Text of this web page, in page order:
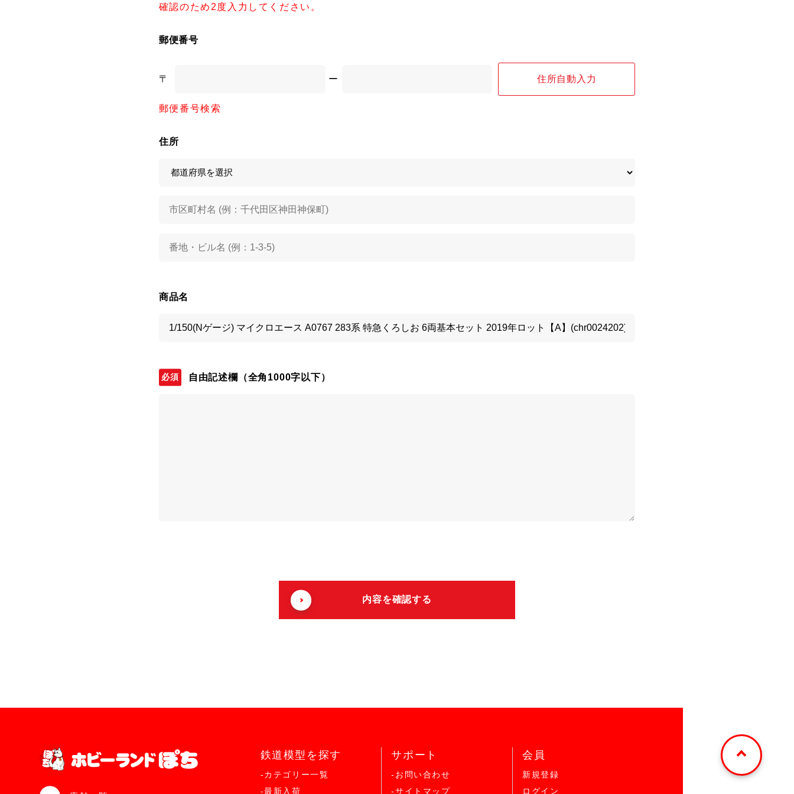
確認のため2度入力してください。
郵便番号
〒 ー 住所自動入力
郵便番号検索
住所
商品名
自由記述欄 （全角1000字以下）
鉄道模型を探す
-カテゴリー一覧
-最新入荷
サポート
-お問い合わせ
-サイトマップ
会員
新規登録
ログイン